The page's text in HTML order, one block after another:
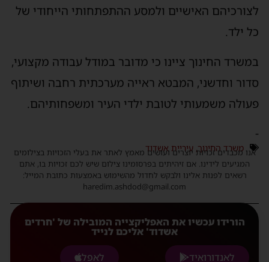
לצורכיהם האישיים ולמסע ההתפתחותי הייחודי של
כל ילד.
במשרד החינוך ציינו כי מדובר במודל עבודה מקצועי,
סדור וחדשני, המבטא ראייה מערכתית רחבה ושיתוף
פעולה משמעותי לטובת ילדי העיר ומשפחותיהם.
-
משרד החינוך, עיריית אשדוד
אנו מכבדים זכויות יוצרים ועושים מאמץ לאתר את בעלי הזכויות בצילומים
המגיעים לידינו. אם זיהיתים בפרסומינו צילום שיש לכם זכויות בו, אתם
רשאים לפנות אלינו ולבקש לחדול מהשימוש באמצעות כתובת המייל:
haredim.ashdod@gmail.com
הורידו עכשיו את האפליקצייה המובילה של 'חרדים
אשדוד' אליכם לנייד
לאנדורואיד
לאפל